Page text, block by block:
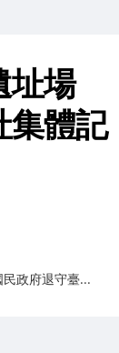
址場
集體記
政府退守臺...